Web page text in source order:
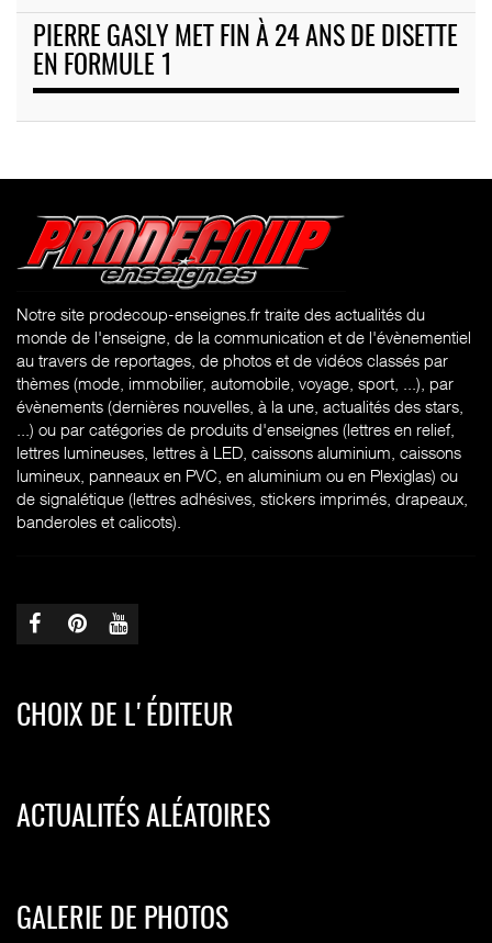
PIERRE GASLY MET FIN À 24 ANS DE DISETTE
EN FORMULE 1
Notre site prodecoup-enseignes.fr traite des actualités du
monde de l'enseigne, de la communication et de l'évènementiel
au travers de reportages, de photos et de vidéos classés par
thèmes (mode, immobilier, automobile, voyage, sport, ...), par
évènements (dernières nouvelles, à la une, actualités des stars,
...) ou par catégories de produits d'enseignes (lettres en relief,
lettres lumineuses, lettres à LED, caissons aluminium, caissons
lumineux, panneaux en PVC, en aluminium ou en Plexiglas) ou
de signalétique (lettres adhésives, stickers imprimés, drapeaux,
banderoles et calicots).
CHOIX DE L'ÉDITEUR
ACTUALITÉS ALÉATOIRES
GALERIE DE PHOTOS